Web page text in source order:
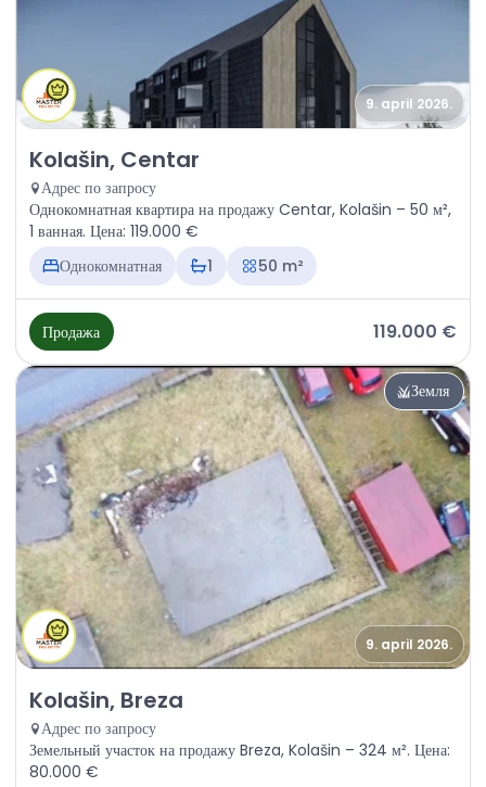
9. april 2026.
Продажа - Квартира Kolašin, Centar
Kolašin, Centar
Адрес по запросу
Однокомнатная квартира на продажу Centar, Kolašin – 50 м²,
1 ванная. Цена: 119.000 €
Однокомнатная
1 50 m²
Продажа 119.000 €
Земля
9. april 2026.
Продажа - Земля Kolašin, Breza
Kolašin, Breza
Адрес по запросу
Земельный участок на продажу Breza, Kolašin – 324 м². Цена:
80.000 €